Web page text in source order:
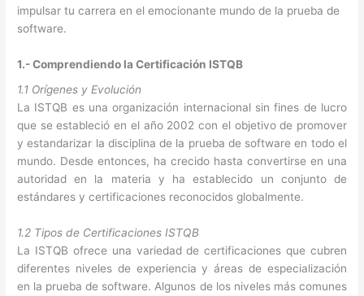
impulsar tu carrera en el emocionante mundo de la prueba de
software.
1.- Comprendiendo la Certificación ISTQB
1.1 Orígenes y Evolución
La ISTQB es una organización internacional sin fines de lucro
que se estableció en el año 2002 con el objetivo de promover
y estandarizar la disciplina de la prueba de software en todo el
mundo. Desde entonces, ha crecido hasta convertirse en una
autoridad en la materia y ha establecido un conjunto de
estándares y certificaciones reconocidos globalmente.
1.2 Tipos de Certificaciones ISTQB
La ISTQB ofrece una variedad de certificaciones que cubren
diferentes niveles de experiencia y áreas de especialización
en la prueba de software. Algunos de los niveles más comunes